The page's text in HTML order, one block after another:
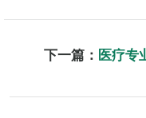
下一篇： 医疗专